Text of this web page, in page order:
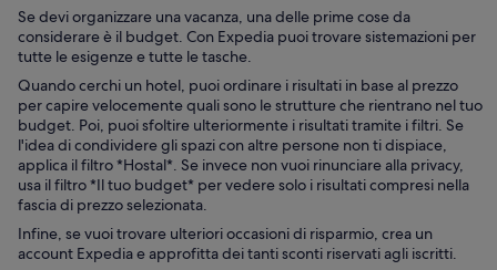
Se devi organizzare una vacanza, una delle prime cose da
considerare è il budget. Con Expedia puoi trovare sistemazioni per
tutte le esigenze e tutte le tasche.
Quando cerchi un hotel, puoi ordinare i risultati in base al prezzo
per capire velocemente quali sono le strutture che rientrano nel tuo
budget. Poi, puoi sfoltire ulteriormente i risultati tramite i filtri. Se
l'idea di condividere gli spazi con altre persone non ti dispiace,
applica il filtro *Hostal*. Se invece non vuoi rinunciare alla privacy,
usa il filtro *Il tuo budget* per vedere solo i risultati compresi nella
fascia di prezzo selezionata.
Infine, se vuoi trovare ulteriori occasioni di risparmio, crea un
account Expedia e approfitta dei tanti sconti riservati agli iscritti.